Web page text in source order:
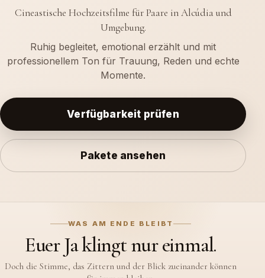
Cineastische Hochzeitsfilme für Paare in Alcúdia und
Umgebung.
Ruhig begleitet, emotional erzählt und mit
professionellem Ton für Trauung, Reden und echte
Momente.
Verfügbarkeit prüfen
Pakete ansehen
WAS AM ENDE BLEIBT
Ihr werdet an diesem Tag nicht
alles sehen.